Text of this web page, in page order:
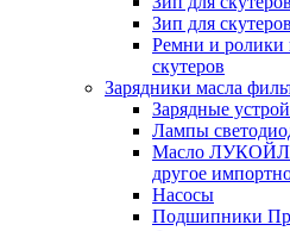
Зип для
Ремни и ролики
скутеров
Зарядники масла
Зарядные
Лампы
Масло ЛУКОЙЛ
другое
Насосы
Подшипники